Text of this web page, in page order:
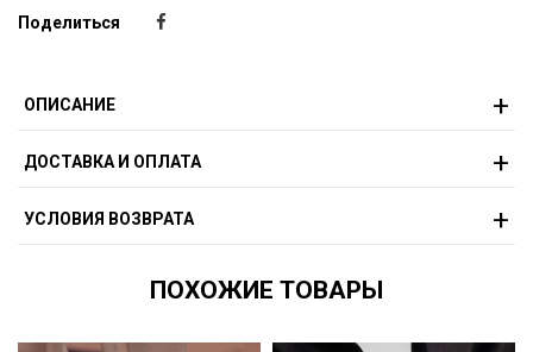
Поделиться
ОПИСАНИЕ
ДОСТАВКА И ОПЛАТА
УСЛОВИЯ ВОЗВРАТА
ПОХОЖИЕ ТОВАРЫ